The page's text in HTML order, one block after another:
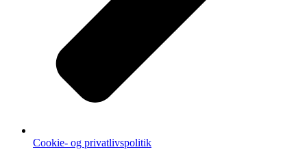
Cookie- og privatlivspolitik